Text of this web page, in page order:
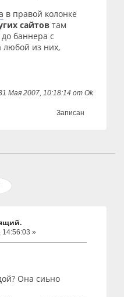
в правой колонке
сайтов там
баннера с
любой из них,
Мая 2007, 10:18:14 от Ok
Записан
»
Она сиьно